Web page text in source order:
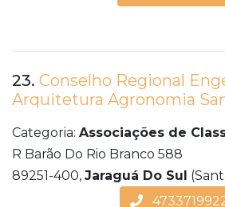
23. Conselho Regional
Arquitetura Agronomia
Categoria: Associações de
R Barão Do Rio Branco 588
89251-400, Jaraguá Do Sul